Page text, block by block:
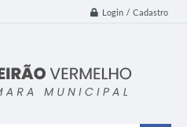
Login / Cadastro